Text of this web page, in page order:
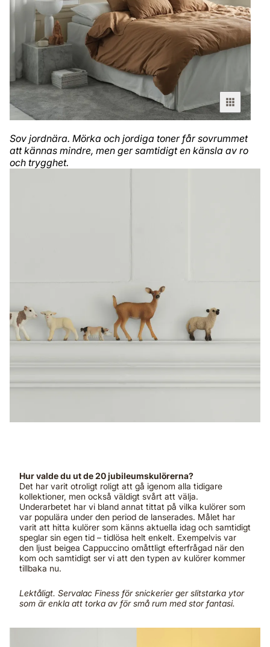
Sov jordnära. Mörka och jordiga toner får sovrummet
att kännas mindre, men ger samtidigt en känsla av ro
och trygghet.
Hur valde du ut de 20 jubileumskulörerna?
Det har varit otroligt roligt att gå igenom alla tidigare
kollektioner, men också väldigt svårt att välja.
Underarbetet har vi bland annat tittat på vilka kulörer som
var populära under den period de lanserades. Målet har
varit att hitta kulörer som känns aktuella idag och samtidigt
speglar sin egen tid – tidlösa helt enkelt. Exempelvis var
den ljust beigea Cappuccino omåttligt efterfrågad när den
kom och samtidigt ser vi att den typen av kulörer kommer
tillbaka nu.
Lektåligt. Servalac Finess för snickerier ger slitstarka ytor
som är enkla att torka av för små rum med stor fantasi.